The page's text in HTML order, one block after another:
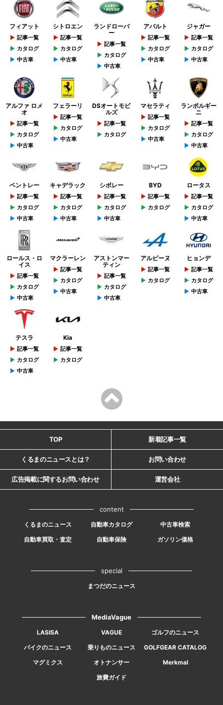
フィアット
記事一覧
カタログ
中古車
シトロエン
記事一覧
カタログ
中古車
ランドローバ
ー
記事一覧
カタログ
中古車
アバルト
記事一覧
カタログ
中古車
ジャガー
記事一覧
カタログ
中古車
アルファ ロメ
オ
記事一覧
カタログ
中古車
フェラーリ
記事一覧
カタログ
中古車
DSオートモビ
ルズ
記事一覧
カタログ
マセラティ
記事一覧
カタログ
中古車
ランボルギー
ニ
記事一覧
カタログ
中古車
ベントレー
記事一覧
カタログ
中古車
キャデラック
記事一覧
カタログ
中古車
シボレー
記事一覧
カタログ
中古車
BYD
記事一覧
カタログ
ロータス
記事一覧
カタログ
中古車
ロールス・ロ
イス
記事一覧
カタログ
中古車
マクラーレン
記事一覧
カタログ
中古車
アストンマー
ティン
記事一覧
カタログ
中古車
アルピーヌ
記事一覧
カタログ
ヒョンデ
記事一覧
カタログ
中古車
テスラ
記事一覧
カタログ
中古車
Kia
記事一覧
カタログ
TOP 新着記事一覧
くるまのニュースとは？ お問い合わせ
広告掲載に関するお問い合わせ 運営会社
content
くるまのニュース 自動車カタログ
中古車検索
自動車買取・査定
自動車保険 ガソリン価格
special
まつだのニュース
MediaVague
LASISA VAGUE
ゴルフのニュース
バイクのニュース
乗りものニュース
GOLFGEAR CATALOG
マグミクス
オトナンサー
Merkmal
旅費ガイド